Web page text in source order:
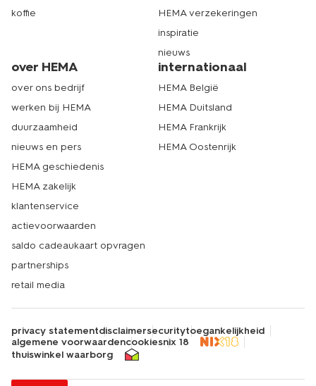
koffie
HEMA verzekeringen
inspiratie
nieuws
over HEMA
over ons bedrijf
werken bij HEMA
duurzaamheid
nieuws en pers
HEMA geschiedenis
HEMA zakelijk
klantenservice
actievoorwaarden
saldo cadeaukaart opvragen
partnerships
retail media
internationaal
HEMA België
HEMA Duitsland
HEMA Frankrijk
HEMA Oostenrijk
privacy statementdisclaimersecuritytoegankelijkheid
algemene voorwaardencookiesnix 18
thuiswinkel waarborg